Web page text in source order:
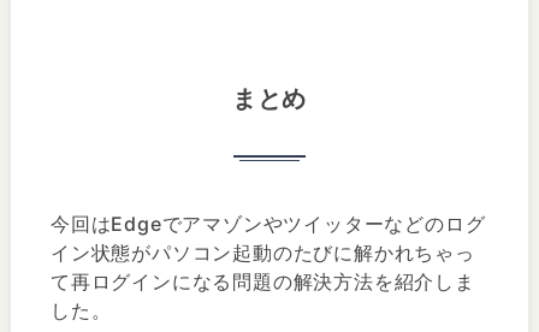
まとめ
今回はEdgeでアマゾンやツイッターなどのログ
イン状態がパソコン起動のたびに解かれちゃっ
て再ログインになる問題の解決方法を紹介しま
した。